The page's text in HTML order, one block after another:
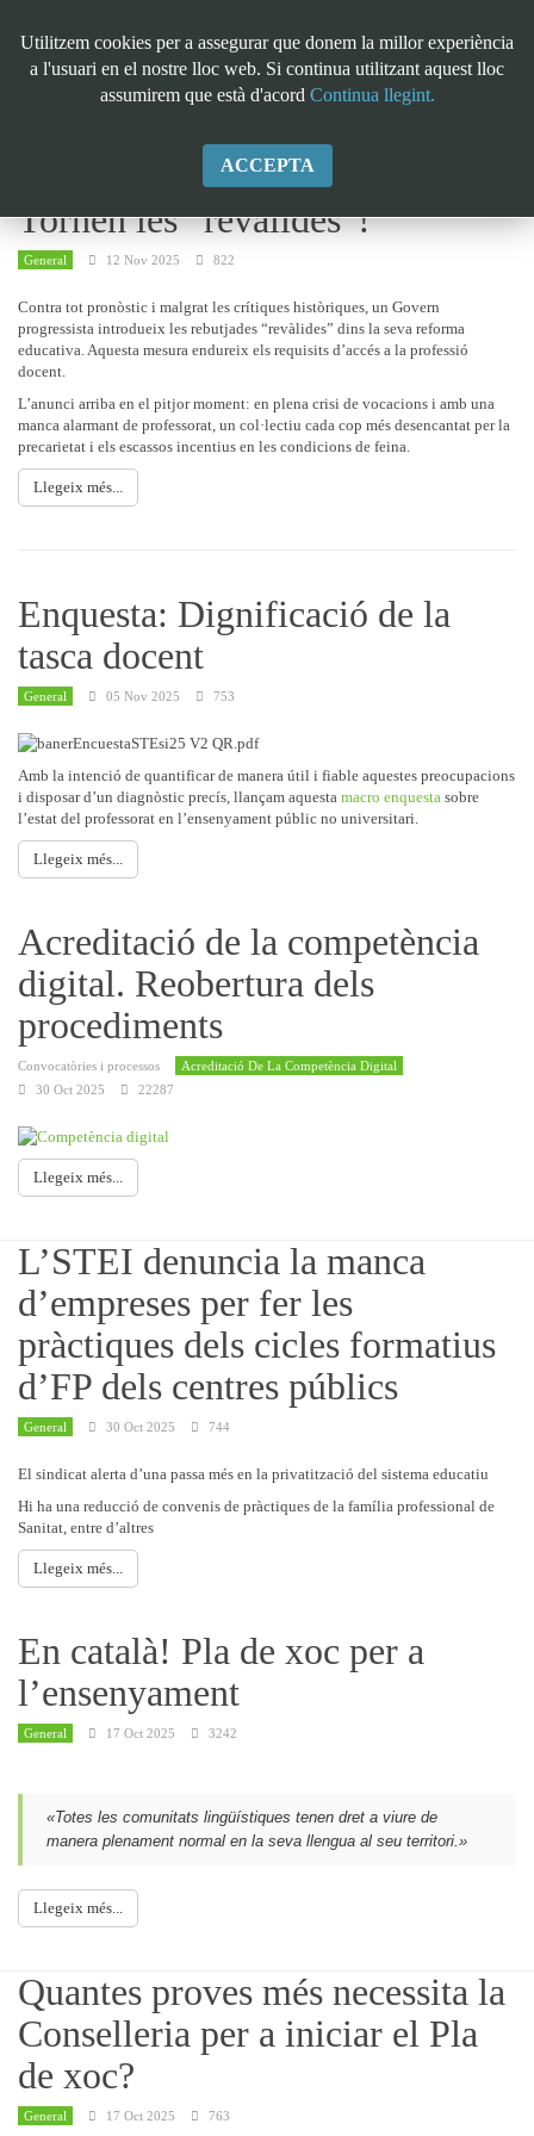
Tornen les “revàlides”!
General 12 Nov 2025 822
Contra tot pronòstic i malgrat les crítiques històriques, un Govern
progressista introdueix les rebutjades “revàlides” dins la seva reforma
educativa. Aquesta mesura endureix els requisits d’accés a la professió
docent.
L’anunci arriba en el pitjor moment: en plena crisi de vocacions i amb una
manca alarmant de professorat, un col·lectiu cada cop més desencantat per la
precarietat i els escassos incentius en les condicions de feina.
Llegeix més...
Enquesta: Dignificació de la
tasca docent
General 05 Nov 2025 753
Amb la intenció de quantificar de manera útil i fiable aquestes preocupacions
i disposar d’un diagnòstic precís, llançam aquesta macro enquesta sobre
l’estat del professorat en l’ensenyament públic no universitari.
Llegeix més...
Acreditació de la competència
digital. Reobertura dels
procediments
Convocatòries i processos
Acreditació De La Competència Digital
30 Oct 2025
22287
Llegeix més...
L’STEI denuncia la manca
d’empreses per fer les
pràctiques dels cicles formatius
d’FP dels centres públics
General 30 Oct 2025 744
El sindicat alerta d’una passa més en la privatització del sistema educatiu
Hi ha una reducció de convenis de pràctiques de la família professional de
Sanitat, entre d’altres
Llegeix més...
En català! Pla de xoc per a
l’ensenyament
General 17 Oct 2025 3242
«Totes les comunitats lingüístiques tenen dret a viure de
manera plenament normal en la seva llengua al seu territori.»
Llegeix més...
Quantes proves més necessita la
Conselleria per a iniciar el Pla
de xoc?
General 17 Oct 2025 763
Utilitzem cookies per a assegurar que donem la millor experiència
a l'usuari en el nostre lloc web. Si continua utilitzant aquest lloc
assumirem que està d'acord Continua llegint.
ACCEPTA